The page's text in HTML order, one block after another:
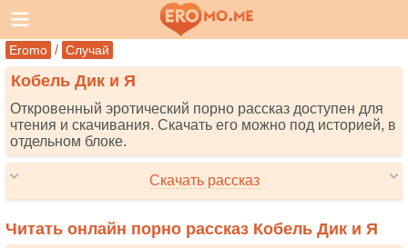
Eromo / Случай
Кобель Дик и Я
Откровенный эротический порно рассказ доступен для
чтения и скачивания. Скачать его можно под историей, в
отдельном блоке.
Скачать рассказ
Читать онлайн порно рассказ Кобель Дик и Я